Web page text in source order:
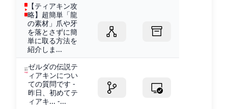
【ティアキン攻
略】超簡単「龍
の素材」爪や牙
を落とさずに簡
単に取る方法を
紹介しま...
ゼルダの伝説テ
ィアキンについ
ての質問です -
昨日、初めてテ
ィアキ... -...